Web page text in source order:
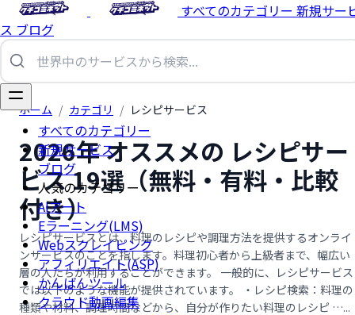
すべてのカテゴリー 新規サー
ス ブログ
すべてのカテゴリー
新規サービス
ブログ
人気のカテゴリー
AIアート
Eラーニング(LMS)
Webスクレイピング
アフィリエイト(ASP)
かんばんツール
クラウド動画編集
ホーム / カテゴリ / レシピサービス
2026年 オススメの レシピサー
ビス 19選（無料・有料・比較
付き）
レシピサービスとは、料理のレシピや調理方法を提供するオンライ
ンサービスのことを指します。料理初心者から上級者まで、幅広い
層の人たちが利用することができます。 一般的に、レシピサービス
では以下のような機能が提供されています。 ・レシピ検索：料理の
種類や材料、調理時間などから、自分が作りたい料理のレシピ …...